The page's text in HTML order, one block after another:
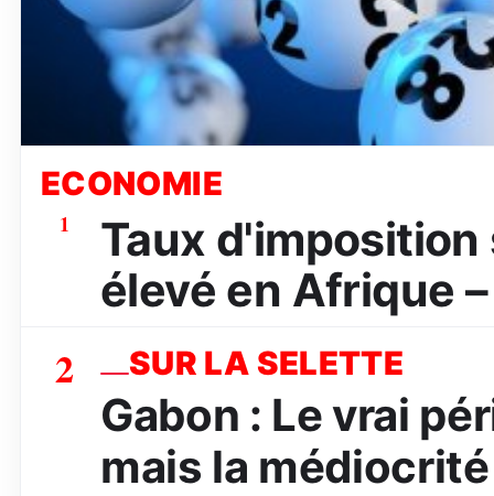
ECONOMIE
1
Taux
élevé en Afrique
2
SUR LA SELETTE
Gabon : Le vrai
mais la